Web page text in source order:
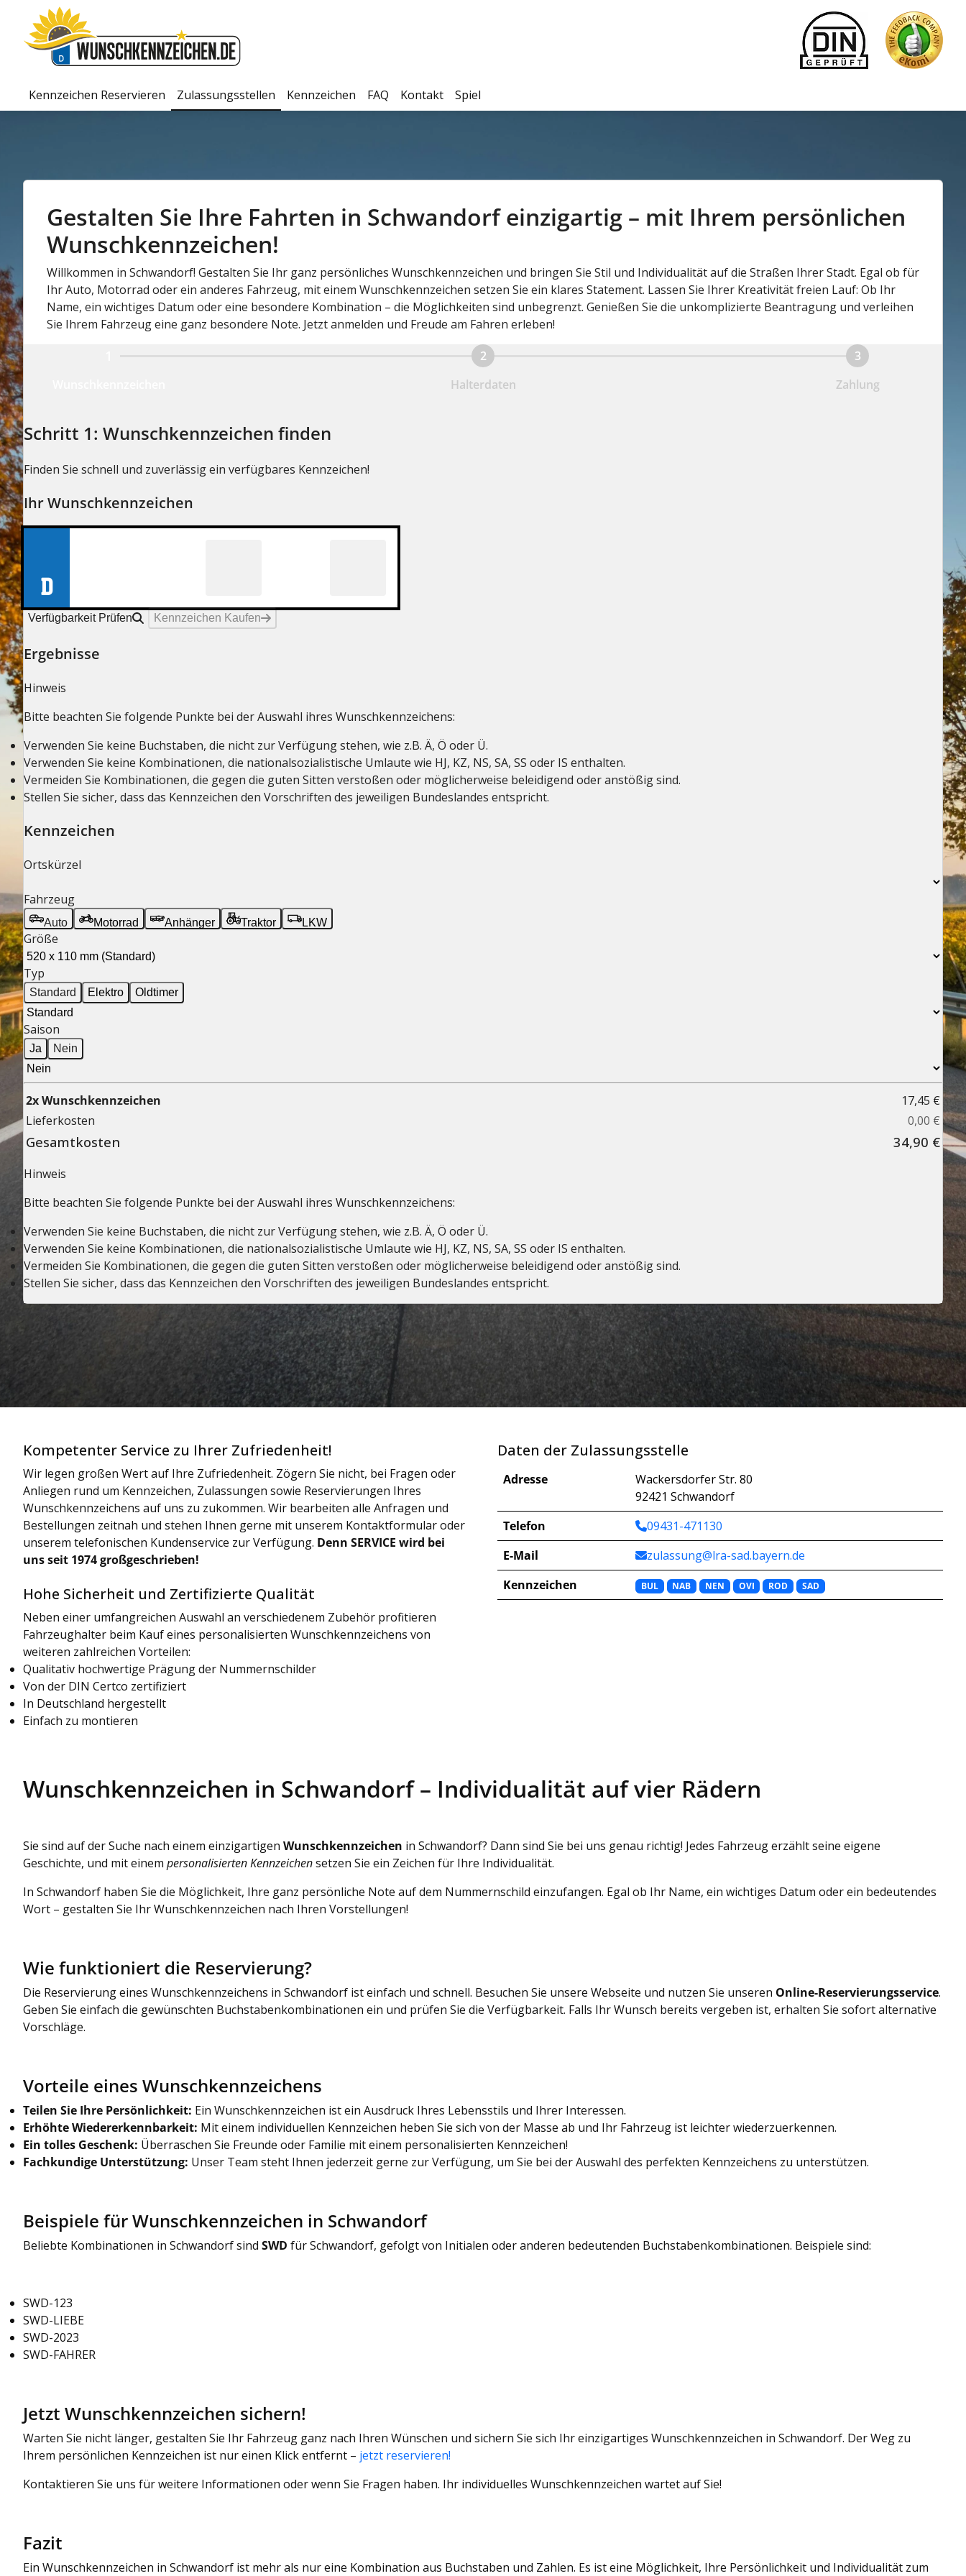
Kennzeichen Reservieren Zulassungsstellen Kennzeichen FAQ Kontakt Spiel
Gestalten Sie Ihre Fahrten in Schwandorf einzigartig – mit Ihrem persönlichen
Wunschkennzeichen!
Willkommen in Schwandorf! Gestalten Sie Ihr ganz persönliches Wunschkennzeichen und bringen Sie Stil und Individualität auf die Straßen Ihrer Stadt. Egal ob für
Ihr Auto, Motorrad oder ein anderes Fahrzeug, mit einem Wunschkennzeichen setzen Sie ein klares Statement. Lassen Sie Ihrer Kreativität freien Lauf: Ob Ihr
Name, ein wichtiges Datum oder eine besondere Kombination – die Möglichkeiten sind unbegrenzt. Genießen Sie die unkomplizierte Beantragung und verleihen
Sie Ihrem Fahrzeug eine ganz besondere Note. Jetzt anmelden und Freude am Fahren erleben!
Kompetenter Service zu Ihrer Zufriedenheit!
Wir legen großen Wert auf Ihre Zufriedenheit. Zögern Sie nicht, bei Fragen oder
Anliegen rund um Kennzeichen, Zulassungen sowie Reservierungen Ihres
Wunschkennzeichens auf uns zu zukommen. Wir bearbeiten alle Anfragen und
Bestellungen zeitnah und stehen Ihnen gerne mit unserem Kontaktformular oder
unserem telefonischen Kundenservice zur Verfügung. Denn SERVICE wird bei
uns seit 1974 großgeschrieben!
Hohe Sicherheit und Zertifizierte Qualität
Neben einer umfangreichen Auswahl an verschiedenem Zubehör profitieren
Fahrzeughalter beim Kauf eines personalisierten Wunschkennzeichens von
weiteren zahlreichen Vorteilen:
Qualitativ hochwertige Prägung der Nummernschilder
Von der DIN Certco zertifiziert
In Deutschland hergestellt
Einfach zu montieren
Daten der Zulassungsstelle
Adresse
Wackersdorfer Str. 80
92421 Schwandorf
Telefon
09431-471130
E-Mail
zulassung@lra-sad.bayern.de
Kennzeichen
BUL NAB NEN OVI ROD SAD
Wunschkennzeichen in Schwandorf – Individualität auf vier Rädern
Sie sind auf der Suche nach einem einzigartigen Wunschkennzeichen in Schwandorf? Dann sind Sie bei uns genau richtig! Jedes Fahrzeug erzählt seine eigene
Geschichte, und mit einem personalisierten Kennzeichensetzen Sie ein Zeichen für Ihre Individualität.
In Schwandorf haben Sie die Möglichkeit, Ihre ganz persönliche Note auf dem Nummernschild einzufangen. Egal ob Ihr Name, ein wichtiges Datum oder ein bedeutendes
Wort – gestalten Sie Ihr Wunschkennzeichen nach Ihren Vorstellungen!
Wie funktioniert die Reservierung?
Die Reservierung eines Wunschkennzeichens in Schwandorf ist einfach und schnell. Besuchen Sie unsere Webseite und nutzen Sie unseren Online-Reservierungsservice.
Geben Sie einfach die gewünschten Buchstabenkombinationen ein und prüfen Sie die Verfügbarkeit. Falls Ihr Wunsch bereits vergeben ist, erhalten Sie sofort alternative
Vorschläge.
Vorteile eines Wunschkennzeichens
Teilen Sie Ihre Persönlichkeit: Ein Wunschkennzeichen ist ein Ausdruck Ihres Lebensstils und Ihrer Interessen.
Erhöhte Wiedererkennbarkeit: Mit einem individuellen Kennzeichen heben Sie sich von der Masse ab und Ihr Fahrzeug ist leichter wiederzuerkennen.
Ein tolles Geschenk: Überraschen Sie Freunde oder Familie mit einem personalisierten Kennzeichen!
Fachkundige Unterstützung: Unser Team steht Ihnen jederzeit gerne zur Verfügung, um Sie bei der Auswahl des perfekten Kennzeichens zu unterstützen.
Beispiele für Wunschkennzeichen in Schwandorf
Beliebte Kombinationen in Schwandorf sind SWD für Schwandorf, gefolgt von Initialen oder anderen bedeutenden Buchstabenkombinationen. Beispiele sind:
SWD-123
SWD-LIEBE
SWD-2023
SWD-FAHRER
Jetzt Wunschkennzeichen sichern!
Warten Sie nicht länger, gestalten Sie Ihr Fahrzeug ganz nach Ihren Wünschen und sichern Sie sich Ihr einzigartiges Wunschkennzeichen in Schwandorf. Der Weg zu
Ihrem persönlichen Kennzeichen ist nur einen Klick entfernt – jetzt reservieren!
Kontaktieren Sie uns für weitere Informationen oder wenn Sie Fragen haben. Ihr individuelles Wunschkennzeichen wartet auf Sie!
Fazit
Ein Wunschkennzeichen in Schwandorf ist mehr als nur eine Kombination aus Buchstaben und Zahlen. Es ist eine Möglichkeit, Ihre Persönlichkeit und Individualität zum